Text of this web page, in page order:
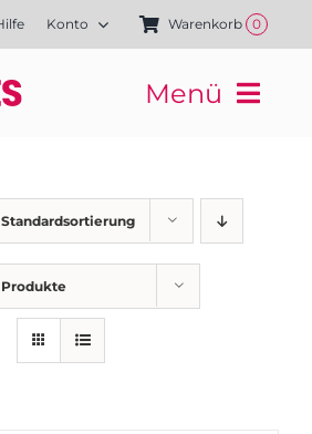
Konto Warenkorb 0
Menü
Standardsortierung
Produkte